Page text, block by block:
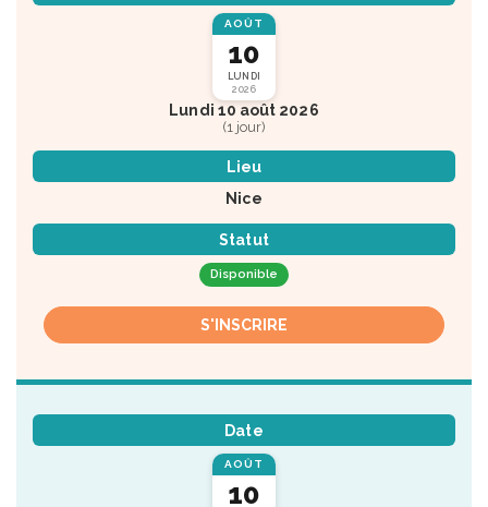
AOÛT
10
LUNDI
2026
Lundi 10 août 2026
(1 jour)
Lieu
Nice
Statut
Disponible
S'INSCRIRE
Date
AOÛT
10